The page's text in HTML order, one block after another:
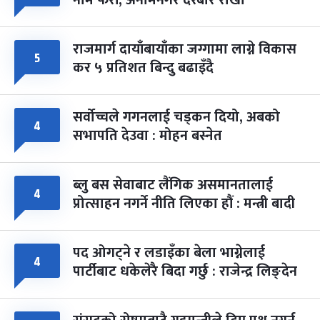
५ राजमार्ग दायाँबायाँका जग्गामा लाग्ने विकास
कर ५ प्रतिशत बिन्दु बढाइँदै
४ सर्वोच्चले गगनलाई चड्कन दियो, अबको
सभापति देउवा : मोहन बस्नेत
४ ब्लु बस सेवाबाट लैंगिक असमानतालाई
प्रोत्साहन नगर्ने नीति लिएका हौं : मन्त्री बादी
४ पद ओगट्ने र लडाइँका बेला भाग्नेलाई
पार्टीबाट धकेलेरै बिदा गर्छु : राजेन्द्र लिङ्देन